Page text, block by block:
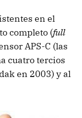
en el
completo (full
APS-C (las
cuatro tercios
en 2003) y al